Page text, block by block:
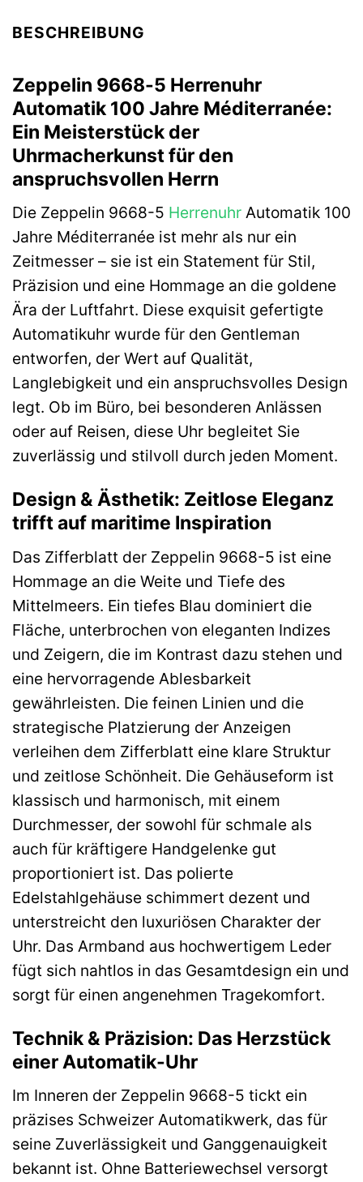
BESCHREIBUNG
Zeppelin 9668-5 Herrenuhr
Automatik 100 Jahre Méditerranée:
Ein Meisterstück der
Uhrmacherkunst für den
anspruchsvollen Herrn
Die Zeppelin 9668-5 Herrenuhr Automatik 100
Jahre Méditerranée ist mehr als nur ein
Zeitmesser – sie ist ein Statement für Stil,
Präzision und eine Hommage an die goldene
Ära der Luftfahrt. Diese exquisit gefertigte
Automatikuhr wurde für den Gentleman
entworfen, der Wert auf Qualität,
Langlebigkeit und ein anspruchsvolles Design
legt. Ob im Büro, bei besonderen Anlässen
oder auf Reisen, diese Uhr begleitet Sie
zuverlässig und stilvoll durch jeden Moment.
Design & Ästhetik: Zeitlose Eleganz
trifft auf maritime Inspiration
Das Zifferblatt der Zeppelin 9668-5 ist eine
Hommage an die Weite und Tiefe des
Mittelmeers. Ein tiefes Blau dominiert die
Fläche, unterbrochen von eleganten Indizes
und Zeigern, die im Kontrast dazu stehen und
eine hervorragende Ablesbarkeit
gewährleisten. Die feinen Linien und die
strategische Platzierung der Anzeigen
verleihen dem Zifferblatt eine klare Struktur
und zeitlose Schönheit. Die Gehäuseform ist
klassisch und harmonisch, mit einem
Durchmesser, der sowohl für schmale als
auch für kräftigere Handgelenke gut
proportioniert ist. Das polierte
Edelstahlgehäuse schimmert dezent und
unterstreicht den luxuriösen Charakter der
Uhr. Das Armband aus hochwertigem Leder
fügt sich nahtlos in das Gesamtdesign ein und
sorgt für einen angenehmen Tragekomfort.
Technik & Präzision: Das Herzstück
einer Automatik-Uhr
Im Inneren der Zeppelin 9668-5 tickt ein
präzises Schweizer Automatikwerk, das für
seine Zuverlässigkeit und Ganggenauigkeit
bekannt ist. Ohne Batteriewechsel versorgt